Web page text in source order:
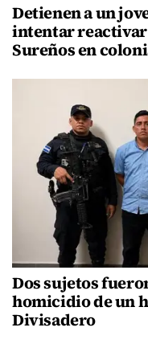
Detienen a un
intentar
Sureños en
Dos sujetos
homicidio de un
Divisadero